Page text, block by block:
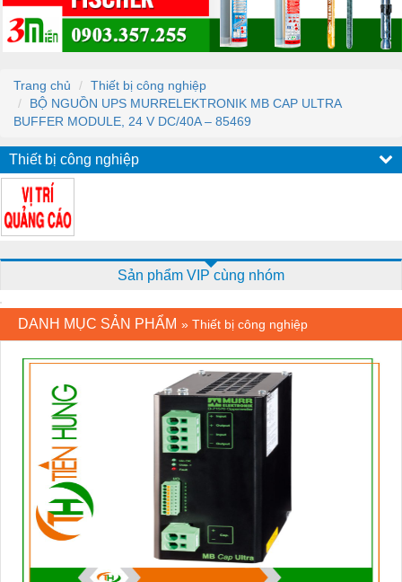
Trang chủ
Thiết bị công nghiệp
BỘ NGUỒN UPS MURRELEKTRONIK MB CAP ULTRA
BUFFER MODULE, 24 V DC/40A – 85469
Thiết bị công nghiệp
Sản phẩm VIP cùng nhóm
DANH MỤC SẢN PHẨM » Thiết bị công nghiệp